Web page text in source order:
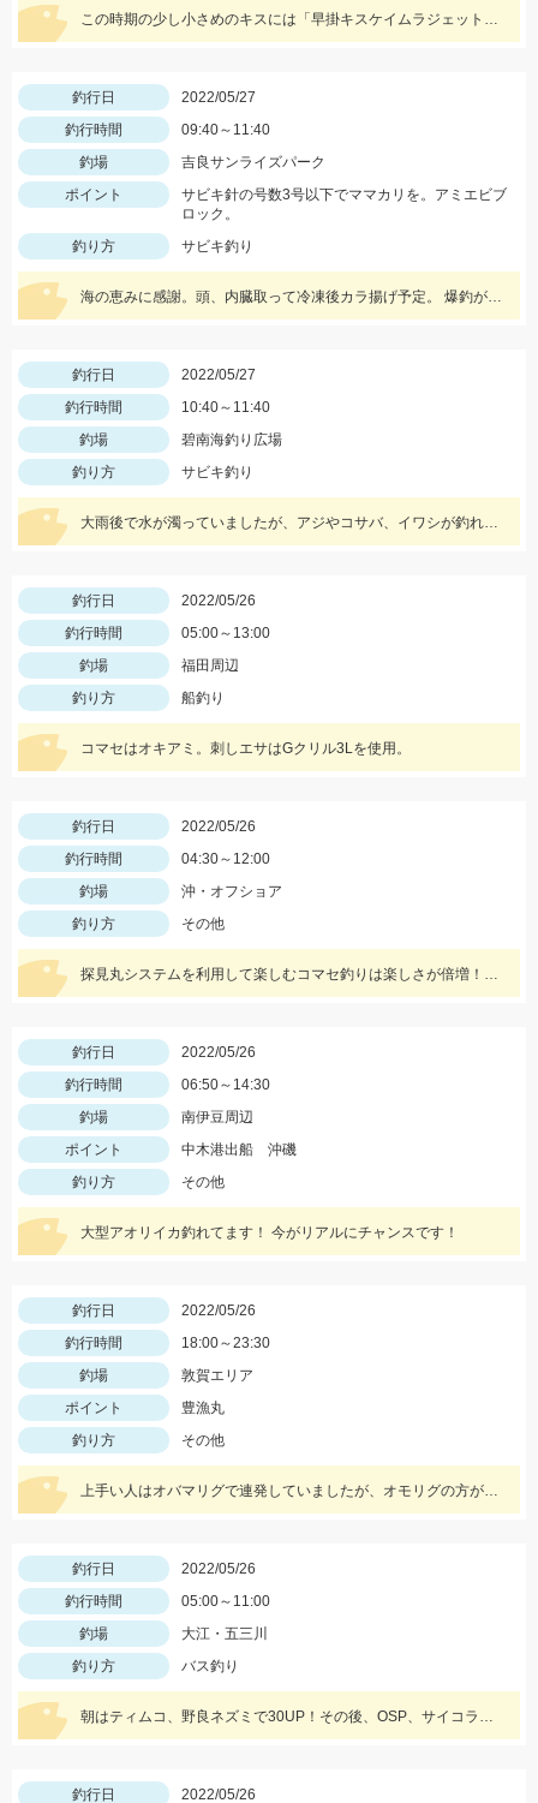
この時期の少し小さめのキスには「早掛キスケイムラジェット」がオススメ！ 武豊緑地でも小型ですがキスが釣れ始めました！皆さんも是非、チャレンジしてみてください！！
釣行日
2022/05/27
釣行時間
09:40～11:40
釣場
吉良サンライズパーク
ポイント
サビキ針の号数3号以下でママカリを。アミエビブ
ロック。
釣り方
サビキ釣り
海の恵みに感謝。頭、内臓取って冷凍後カラ揚げ予定。 爆釣がいつまで続くか見守りたい。
釣行日
2022/05/27
釣行時間
10:40～11:40
釣場
碧南海釣り広場
釣り方
サビキ釣り
大雨後で水が濁っていましたが、アジやコサバ、イワシが釣れていました♪
釣行日
2022/05/26
釣行時間
05:00～13:00
釣場
福田周辺
釣り方
船釣り
コマセはオキアミ。刺しエサはGクリル3Lを使用。
釣行日
2022/05/26
釣行時間
04:30～12:00
釣場
沖・オフショア
釣り方
その他
探見丸システムを利用して楽しむコマセ釣りは楽しさが倍増！！釣果アップの秘訣も！！
釣行日
2022/05/26
釣行時間
06:50～14:30
釣場
南伊豆周辺
ポイント
中木港出船 沖磯
釣り方
その他
大型アオリイカ釣れてます！ 今がリアルにチャンスです！
釣行日
2022/05/26
釣行時間
18:00～23:30
釣場
敦賀エリア
ポイント
豊漁丸
釣り方
その他
上手い人はオバマリグで連発していましたが、オモリグの方が簡単に数を伸ばすことが出来ました!! オモリグ×スイスイドロッパーが大当たり!!
釣行日
2022/05/26
釣行時間
05:00～11:00
釣場
大江・五三川
釣り方
バス釣り
朝はティムコ、野良ネズミで30UP！その後、OSP、サイコラバーをサイトで使い、40UPをGETしました！
釣行日 2022/05/26